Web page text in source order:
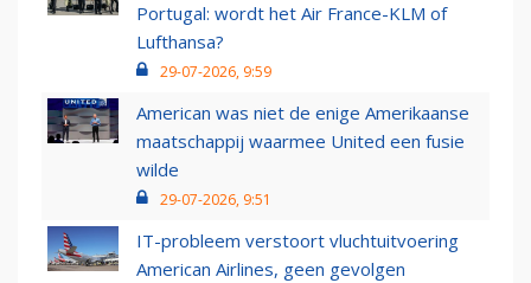
Portugal: wordt het Air France-KLM of
Lufthansa?
29-07-2026, 9:59
American was niet de enige Amerikaanse
maatschappij waarmee United een fusie
wilde
29-07-2026, 9:51
IT-probleem verstoort vluchtuitvoering
American Airlines, geen gevolgen